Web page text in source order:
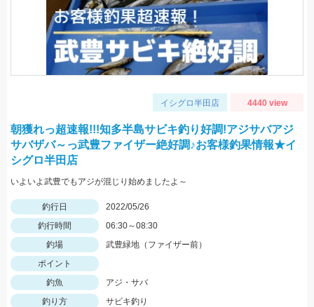
イシグロ半田店 4440 view
朝獲れっ超速報!!!知多半島サビキ釣り好調!アジサバアジ
サバザバ～っ武豊ファイザー絶好調♪お客様釣果情報★イ
シグロ半田店
いよいよ武豊でもアジが混じり始めましたよ～
釣行日
2022/05/26
釣行時間
06:30～08:30
釣場
武豊緑地（ファイザー前）
ポイント
釣魚
アジ・サバ
釣り方
サビキ釣り